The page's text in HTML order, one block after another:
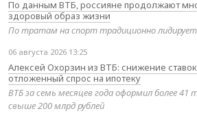
По данным ВТБ, россияне продолжают
здоровый образ жизни
По тратам на спорт традиционно
06 августа 2026 13:25
Алексей Охорзин из ВТБ: снижение
отложенный спрос на ипотеку
ВТБ за семь месяцев года оформил более 41
свыше 200 млрд рублей